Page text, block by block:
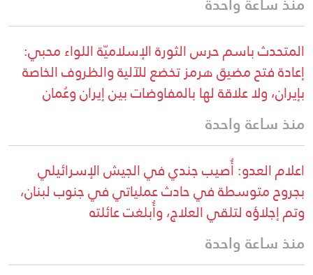
المتحدث باسم حرس الثورة الإسلاميّة اللواء محبي:
إعادة فتح مضيق هرمز تخضع للآلية والظروف الخاصة
بإيران، ولا علاقة لها بالمفاوضات بين إيران وعُمان
منذ ساعة واحدة
اعلام العدو: أُصيب جندي في الجيش الإسرائيلي
بجروح متوسطة في حادث عملياتي في جنوب لبنان،
وتم إجلاؤه لتلقي العلاج، وأُبلغت عائلته
منذ ساعة واحدة